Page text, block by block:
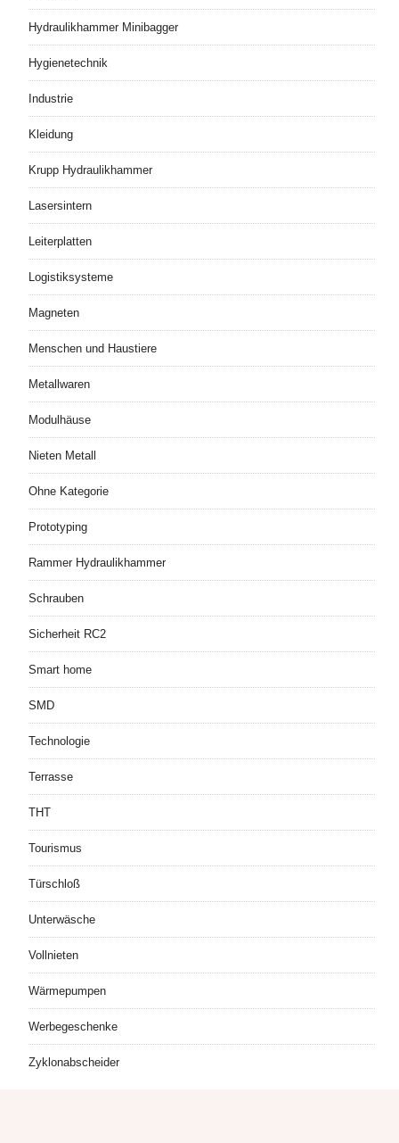
Hydraulikhammer Minibagger
Hygienetechnik
Industrie
Kleidung
Krupp Hydraulikhammer
Lasersintern
Leiterplatten
Logistiksysteme
Magneten
Menschen und Haustiere
Metallwaren
Modulhäuse
Nieten Metall
Ohne Kategorie
Prototyping
Rammer Hydraulikhammer
Schrauben
Sicherheit RC2
Smart home
SMD
Technologie
Terrasse
THT
Tourismus
Türschloß
Unterwäsche
Vollnieten
Wärmepumpen
Werbegeschenke
Zyklonabscheider